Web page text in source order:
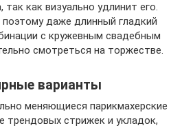
как визуально удлинит его.
даже длинный гладкий
с кружевным свадебным
смотреться на торжестве.
варианты
меняющиеся парикмахерские
трендовых стрижек и укладок,